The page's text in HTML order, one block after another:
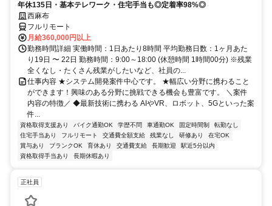
年休135日・基本テレワーク・住宅手当も◎定着率98%◎
西麻布
フルリモート
月給360,000円以上
勤務時間詳細 実働時間：1日あたり8時間 平均勤務日数：1ヶ月あた
り19日 〜 22日 勤務時間：9:00～18:00 (休憩時間 1時間00分) ※残業
全くなし・たくさん残業がしたいなど、社員の...
仕事内容 ★システム開発案件中心です。 ★幅広い分野に携わること
ができます！興味のある分野に挑戦できる機会も豊富です。 ＼案件
内容の特徴／ ◆最新技術に携わる AIやVR、ロボット、5Gといった案
件...
資格取得支援あり バイク通勤OK 学歴不問 車通勤OK 固定時間制
転勤なし
住宅手当あり
フルリモート 交通費全額支給 残業なし 研修あり
在宅OK
賞与あり
ブランクOK 育休あり 交通費支給 長期歓迎
駅近5分以内
資格取得手当あり
長期休暇あり
正社員